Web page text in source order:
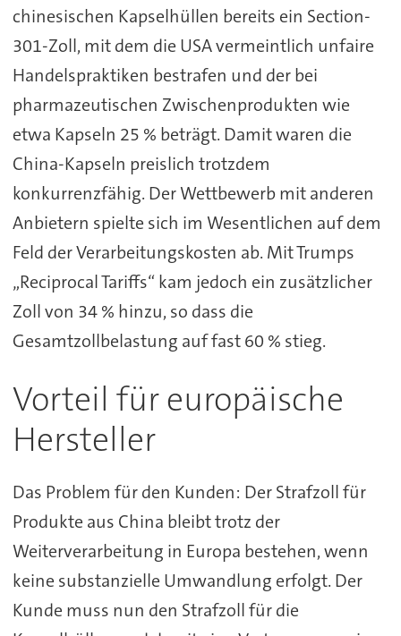
chinesischen Kapselhüllen bereits ein Section-
301-Zoll, mit dem die USA vermeintlich unfaire
Handelspraktiken bestrafen und der bei
pharmazeutischen Zwischenprodukten wie
etwa Kapseln 25 % beträgt. Damit waren die
China-Kapseln preislich trotzdem
konkurrenzfähig. Der Wettbewerb mit anderen
Anbietern spielte sich im Wesentlichen auf dem
Feld der Verarbeitungskosten ab. Mit Trumps
„Reciprocal Tariffs“ kam jedoch ein zusätzlicher
Zoll von 34 % hinzu, so dass die
Gesamtzollbelastung auf fast 60 % stieg.
Vorteil für europäische
Hersteller
Das Problem für den Kunden: Der Strafzoll für
Produkte aus China bleibt trotz der
Weiterverarbeitung in Europa bestehen, wenn
keine substanzielle Umwandlung erfolgt. Der
Kunde muss nun den Strafzoll für die